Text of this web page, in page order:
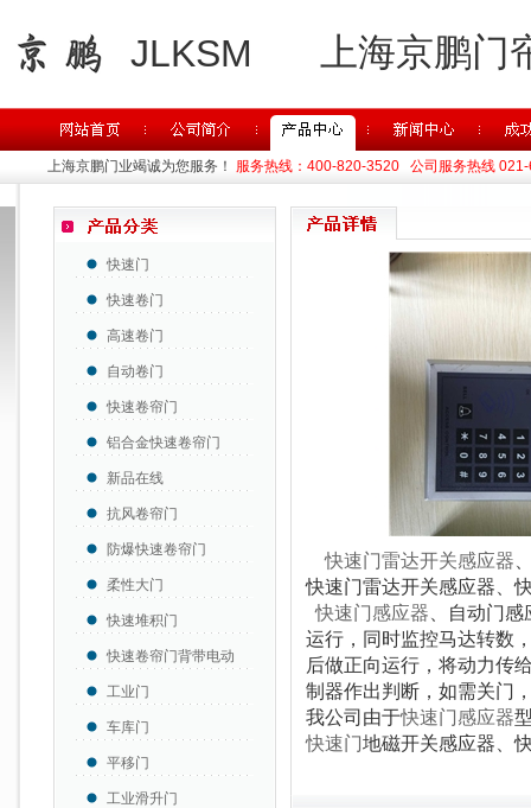
JLKSM 上海京鹏
上海京鹏门业竭诚为您服务！ 服务热线：400-820-3520 公司服务热线
快速门
快速卷门
高速卷门
自动卷门
快速卷帘门
铝合金快速卷帘门
新品在线
抗风卷帘门
防爆快速卷帘门
柔性大门
快速堆积门
快速卷帘门背带电动
工业门
车库门
平移门
工业滑升门
快速门雷达开关感应器
快速门雷达开关感应器、
快速门感应器 、自动门
运行，同时监控马达转数
后做正向运行，将动力传
制器作出判断，如需关门
我公司由于快速门感应器
快速门地磁开关感应器、